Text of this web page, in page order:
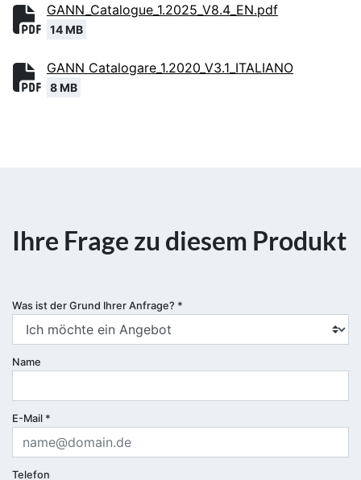
GANN_Catalogue_1.2025_V8.4_EN.pdf
14 MB
GANN Catalogare_1.2020_V3.1_ITALIANO
8 MB
Ihre Frage zu diesem Produkt
Was ist der Grund Ihrer Anfrage? *
Name
E-Mail *
Telefon